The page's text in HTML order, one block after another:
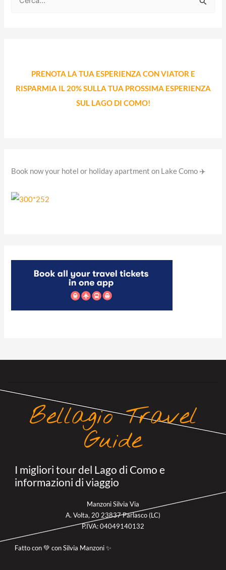
PRENOTA LA TUA ESPERIENZA CON VIATOR E
RISPARMIA IL 20% SULLA TUA PROSSIMA ESPERIENZA
SUL LAGO DI COMO!
Book now your hotel or holiday apartment on Lake Como ✈️
Bellagio Travel
Guide
I migliori tour del Lago di Como e
informazioni di viaggio
Manzoni Silvia Via
A. Volta, 20 23837 Parlasco (LC)
P.IVA: 04049140132
Fatto con 💚 con Silvia Manzoni ✨